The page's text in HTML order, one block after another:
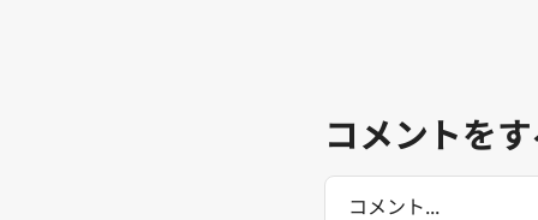
コメントを
Comment